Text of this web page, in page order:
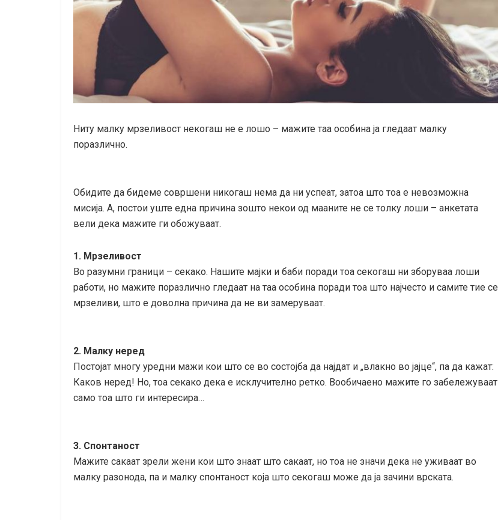
Ниту малку мрзеливост некогаш не е лошо – мажите таа особина ја гледаат малку
поразлично.
Обидите да бидеме совршени никогаш нема да ни успеат, затоа што тоа е невозможна
мисија. А, постои уште една причина зошто некои од мааните не се толку лоши – анкетата
вели дека мажите ги обожуваат.
1. Мрзеливост
Во разумни граници – секако. Нашите мајки и баби поради тоа секогаш ни зборуваа лоши
работи, но мажите поразлично гледаат на таа особина поради тоа што најчесто и самите тие се
мрзеливи, што е доволна причина да не ви замеруваат.
2. Малку неред
Постојат многу уредни мажи кои што се во состојба да најдат и „влакно во јајце“, па да кажат:
Каков неред! Но, тоа секако дека е исклучително ретко. Вообичаено мажите го забележуваат
само тоа што ги интересира…
3. Спонтаност
Мажите сакаат зрели жени кои што знаат што сакаат, но тоа не значи дека не уживаат во
малку разонода, па и малку спонтаност која што секогаш може да ја зачини врската.